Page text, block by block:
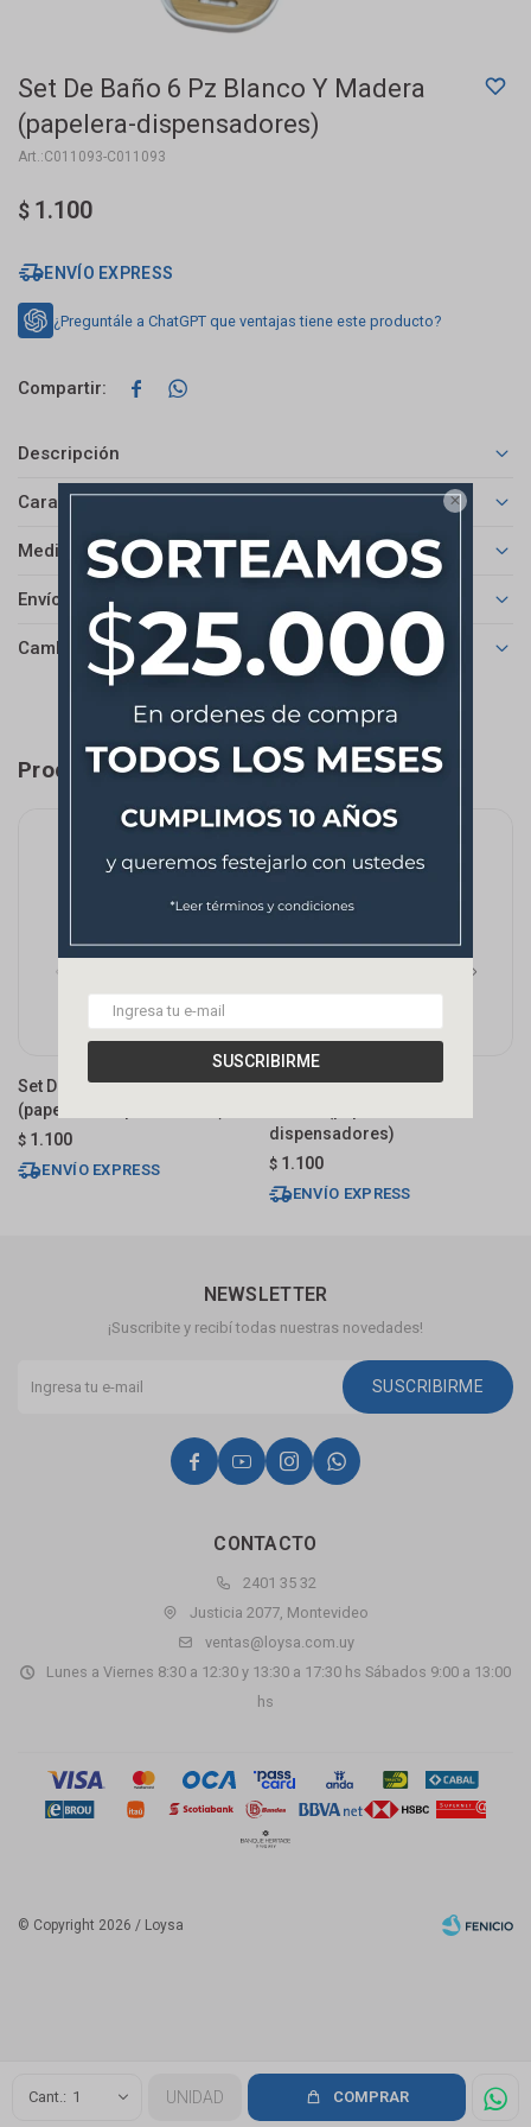

SUSCRIBIRME
Set De Baño 6 Pz Blanco Y Madera
(papelera-dispensadores)
C011093-C011093
$ 1.100
ENVÍO EXPRESS
1 UNIDAD COMPRAR
¿Preguntále a ChatGPT que ventajas tiene este producto?
 
Descripción
Características
Medios de pago
Envíos
Cambios y Devoluciones
Productos que te pueden interesar
Set De Baño 6 Pz Rosa Y Cromo
(papelera-dispensadores)
$ 1.100
ENVÍO EXPRESS
Set De Baño 6 Pz Negra Y
dispensadores)
$ 1.100
ENVÍO EXPRESS
CONTACTO
2401 35 32
Justicia 2077, Montevideo
ventas@loysa.com.uy
Lunes a Viernes 8:30 a 12:30 y 13:30 a 17:30 hs Sábados 9:00 a 13:00
hs
NEWSLETTER
¡Suscribite y recibí todas nuestras novedades!
SUSCRIBIRME
   
© Copyright 2026 / Loysa
Fenicio